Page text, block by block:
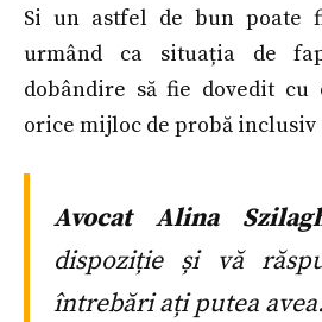
Si un astfel de bun poate
urmând ca situația de
dobândire să fie dovedit cu
orice mijloc de probă
Avocat Alina
dispoziție și vă
întrebări ați putea